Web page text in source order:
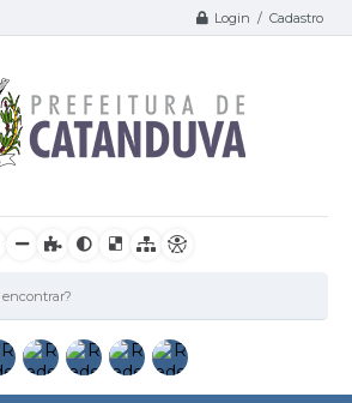
Login / Cadastro